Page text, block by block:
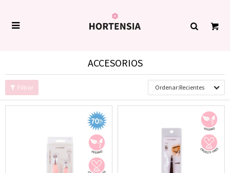

ACCESORIOS
Recientes